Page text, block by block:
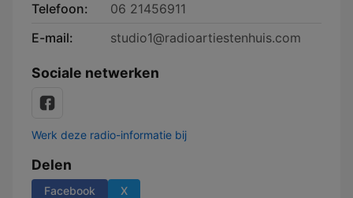
Telefoon:
06 21456911
E-mail:
studio1@radioartiestenhuis.com
Sociale netwerken
Werk deze radio-informatie bij
Delen
Facebook X